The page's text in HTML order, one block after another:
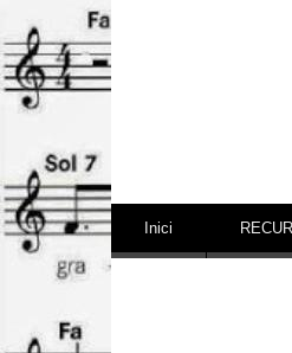
Vés al contingut
Inici